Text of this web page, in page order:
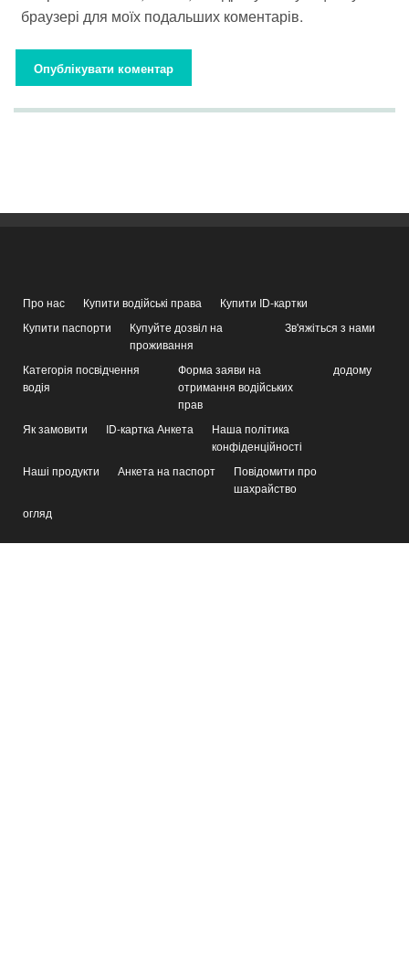
браузері для моїх подальших коментарів.
Про нас Купити водійські права
Купити ID-картки
Купити паспорти
Купуйте дозвіл на
проживання
Зв'яжіться з нами
Категорія посвідчення
водія
Форма заяви на
отримання водійських
прав
додому
Як замовити ID-картка Анкета
Наша політика
конфіденційності
Наші продукти
Анкета на паспорт
Повідомити про
шахрайство
огляд